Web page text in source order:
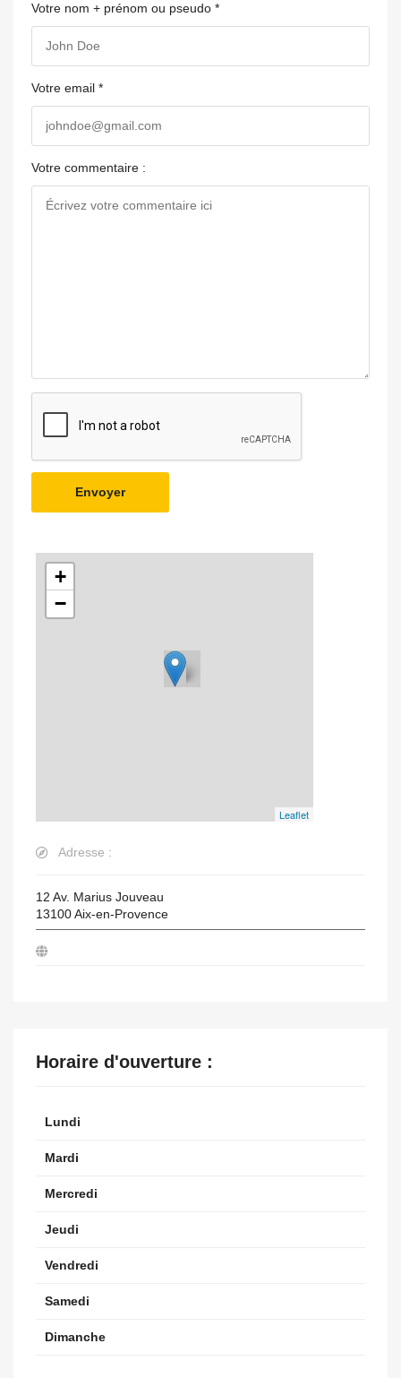
Votre nom + prénom ou pseudo *
Votre email *
Votre commentaire :
Envoyer
+
−
Leaflet
Adresse :
12 Av. Marius Jouveau
13100Aix-en-Provence
Horaire d'ouverture :
Lundi
Mardi
Mercredi
Jeudi
Vendredi
Samedi
Dimanche